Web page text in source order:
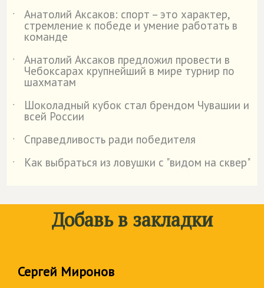
˙ Анатолий Аксаков: спорт – это характер,
стремление к победе и умение работать в
команде
˙
Анатолий Аксаков предложил провести в
Чебоксарах крупнейший в мире турнир по
шахматам
˙
Шоколадный кубок стал брендом Чувашии и
всей России
˙
Справедливость ради победителя
˙
Как выбраться из ловушки с "видом на сквер"
Добавь в закладки
Сергей Миронов